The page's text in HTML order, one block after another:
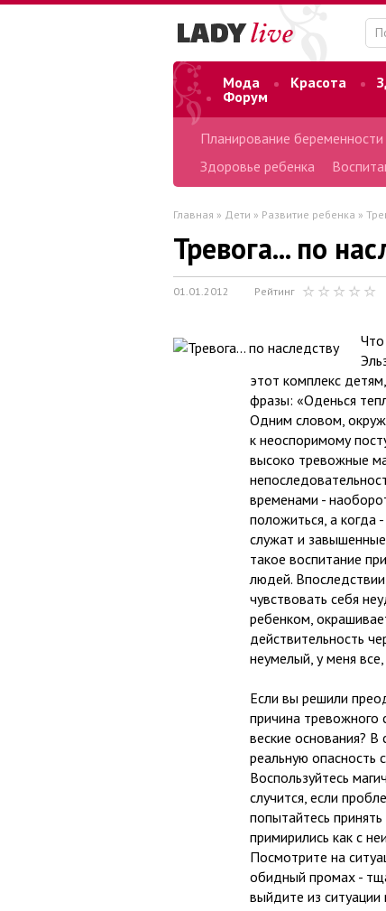
Мода Красота
Форум
Планирование беременности
Здоровье ребенка
Главная » Дети » Развитие ребенка »
Тревога... по
01.01.2012 Рейтинг
этот комплекс
фразы: «Оденься
Одним словом,
к неоспоримому
высоко тревожные
временами -
положиться, а когда
служат и
такое воспитание
людей.
чувствовать себя
ребенком,
действительность
неумелый, у меня все,
Если вы решили
причина тревожного
веские основания? В
реальную опасность
Воспользуйтесь
случится, если
попытайтесь
примирились как с
Посмотрите на
обидный промах -
выйдите из